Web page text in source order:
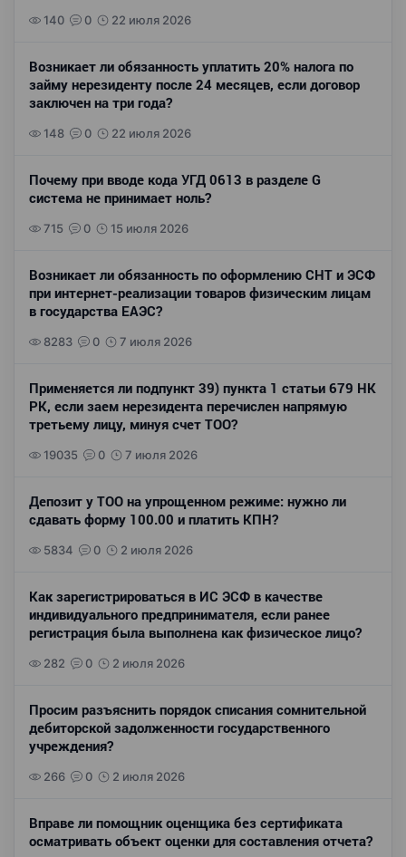
140 0 22 июля 2026
Возникает ли обязанность уплатить 20% налога по
займу нерезиденту после 24 месяцев, если договор
заключен на три года?
148 0 22 июля 2026
Почему при вводе кода УГД 0613 в разделе G
система не принимает ноль?
715 0 15 июля 2026
Возникает ли обязанность по оформлению СНТ и ЭСФ
при интернет-реализации товаров физическим лицам
в государства ЕАЭС?
8283 0 7 июля 2026
Применяется ли подпункт 39) пункта 1 статьи 679 НК
РК, если заем нерезидента перечислен напрямую
третьему лицу, минуя счет ТОО?
19035 0 7 июля 2026
Депозит у ТОО на упрощенном режиме: нужно ли
сдавать форму 100.00 и платить КПН?
5834 0 2 июля 2026
Как зарегистрироваться в ИС ЭСФ в качестве
индивидуального предпринимателя, если ранее
регистрация была выполнена как физическое лицо?
282 0 2 июля 2026
Просим разъяснить порядок списания сомнительной
дебиторской задолженности государственного
учреждения?
266 0 2 июля 2026
Вправе ли помощник оценщика без сертификата
осматривать объект оценки для составления отчета?